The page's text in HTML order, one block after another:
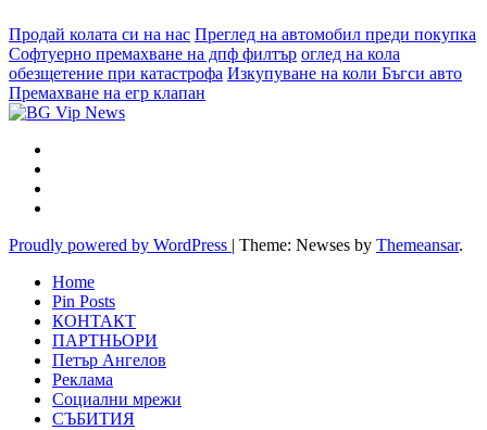
Продай колата си на нас Преглед на автомобил преди покупка
Софтуерно премахване на дпф филтър оглед на кола
обезщетение при катастрофа Изкупуване на коли Бъгси авто
Премахване на егр клапан
Proudly powered by WordPress | Theme: Newses by Themeansar.
Home
Pin Posts
КОНТАКТ
ПАРТНЬОРИ
Петър Ангелов
Реклама
Социални мрежи
СЪБИТИЯ